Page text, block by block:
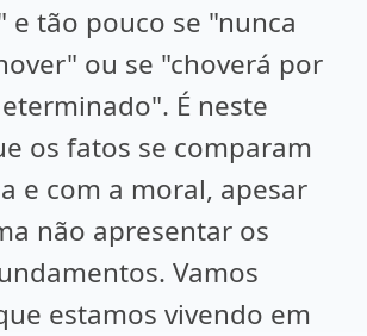
e tão pouco se "nunca
ou se "choverá por
É neste
os fatos se comparam
e com a moral, apesar
não apresentar os
Vamos
estamos vivendo em